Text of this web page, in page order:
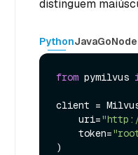
distinguem
PythonJavaGo
from pymilvus
client =
    uri=
    token=
)